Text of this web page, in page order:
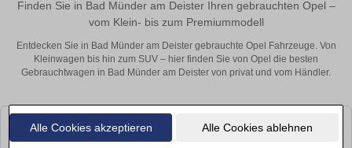
Alle Cookies akzeptieren Alle Cookies ablehnen
Finden Sie in Bad Münder am Deister Ihren gebrauchten Opel –
vom Klein- bis zum Premiummodell
Entdecken Sie in Bad Münder am Deister gebrauchte Opel Fahrzeuge. Von
Kleinwagen bis hin zum SUV – hier finden Sie von Opel die besten
Gebrauchtwagen in Bad Münder am Deister von privat und vom Händler.